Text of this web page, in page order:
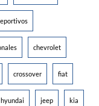
chevrolet
crossover fiat
hyundai jeep kia